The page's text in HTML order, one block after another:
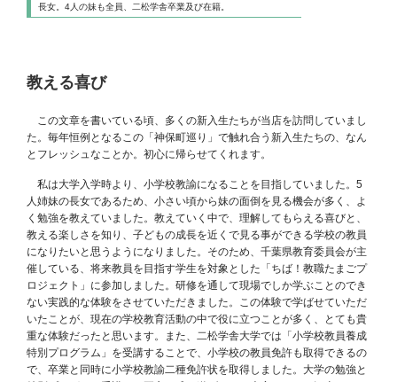
長女。4人の妹も全員、二松学舎卒業及び在籍。
教える喜び
この文章を書いている頃、多くの新入生たちが当店を訪問していまし
た。毎年恒例となるこの「神保町巡り」で触れ合う新入生たちの、なん
とフレッシュなことか。初心に帰らせてくれます。
私は大学入学時より、小学校教諭になることを目指していました。5
人姉妹の長女であるため、小さい頃から妹の面倒を見る機会が多く、よ
く勉強を教えていました。教えていく中で、理解してもらえる喜びと、
教える楽しさを知り、子どもの成長を近くで見る事ができる学校の教員
になりたいと思うようになりました。そのため、千葉県教育委員会が主
催している、将来教員を目指す学生を対象とした「ちば！教職たまごプ
ロジェクト」に参加しました。研修を通して現場でしか学ぶことのでき
ない実践的な体験をさせていただきました。この体験で学ばせていただ
いたことが、現在の学校教育活動の中で役に立つことが多く、とても貴
重な体験だったと思います。また、二松学舎大学では「小学校教員養成
特別プログラム」を受講することで、小学校の教員免許も取得できるの
で、卒業と同時に小学校教諭二種免許状を取得しました。大学の勉強と